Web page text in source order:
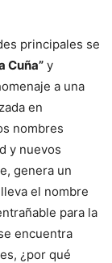
principales se
Cuña” y
a una
en
nombres
y nuevos
genera un
el nombre
para la
encuentra
¿por qué